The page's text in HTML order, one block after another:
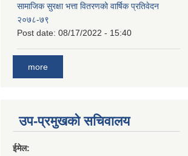
सामाजिक सुरक्षा भत्ता वितरणको वार्षिक प्रतिवेदन
२०७८-७९
Post date: 08/17/2022 - 15:40
more
उप-प्रमुखको सचिवालय
ईमेल: